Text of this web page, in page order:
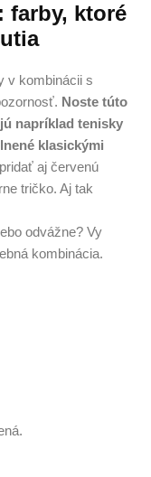
farby, ktoré
v kombinácii s
Noste túto
napríklad tenisky
klasickými
aj červenú
tričko. Aj tak
odvážne? Vy
kombinácia.